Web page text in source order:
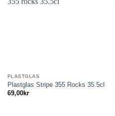
PLASTGLAS
Plastglas Stripe 355 Rocks 35.5cl
69,00kr